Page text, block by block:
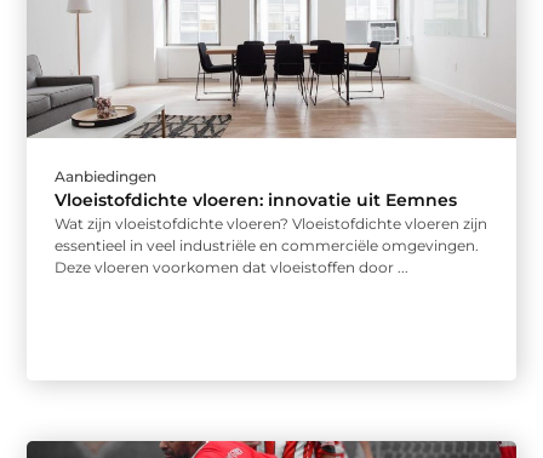
Aanbiedingen
Vloeistofdichte vloeren: innovatie uit Eemnes
Wat zijn vloeistofdichte vloeren? Vloeistofdichte vloeren zijn
essentieel in veel industriële en commerciële omgevingen.
Deze vloeren voorkomen dat vloeistoffen door ...